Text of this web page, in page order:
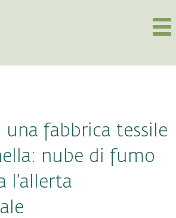
una fabbrica tessile
nube di fumo
l’allerta